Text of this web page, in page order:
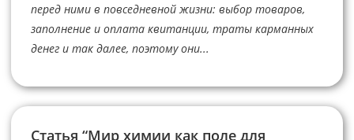
перед ними в повседневной жизни: выбор товаров,
заполнение и оплата квитанции, траты карманных
денег и так далее, поэтому они...
Статья “Мир химии как поле для